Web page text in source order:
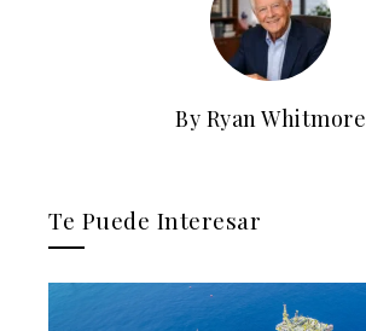
By Ryan Whitmore
Te Puede Interesar